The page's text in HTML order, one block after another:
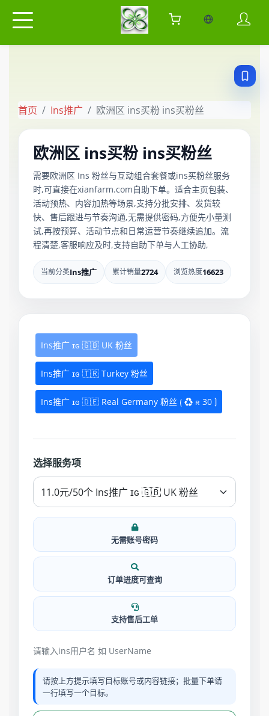
当前语言：中
首页 Ins推广 欧洲区 ins买粉 ins买粉丝
欧洲区 ins买粉 ins买粉丝
需要欧洲区 Ins 粉丝与互动组合套餐或ins买粉丝服务
时,可直接在xianfarm.com自助下单。适合主页包装、
活动预热、内容加热等场景,支持分批安排、发货较
快、售后跟进与节奏沟通,无需提供密码,方便先小量测
试,再按预算、活动节点和日常运营节奏继续追加。流
程清楚,客服响应及时,支持自助下单与人工协助,
当前分类Ins推广 累计销量2724 浏览热度16623
Ins推广 ɪɢ 🇬🇧 UK 粉丝
Ins推广 ɪɢ 🇹🇷 Turkey 粉丝
Ins推广 ɪɢ 🇩🇪 Real Germany 粉丝 ⟮ ♻ ʀ 30 ⟯
选择服务项
无需账号密码
订单进度可查询
支持售后工单
请输入ins用户名 如 UserName
请按上方提示填写目标账号或内容链接；批量下单请
一行填写一个目标。